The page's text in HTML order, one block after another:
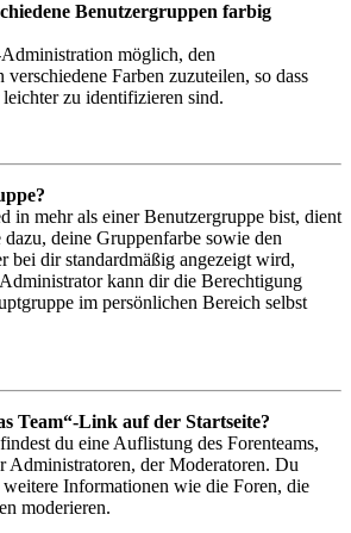
Benutzergruppen farbig
möglich, den
verschiedene Farben zuzuteilen, so dass
zu identifizieren sind.
in mehr als einer Benutzergruppe bist, dient
deine Gruppenfarbe sowie den
bei dir standardmäßig angezeigt wird,
kann dir die Berechtigung
im persönlichen Bereich selbst
Team“-Link auf der Startseite?
du eine Auflistung des Forenteams,
Administratoren, der Moderatoren. Du
Informationen wie die Foren, die
moderieren.